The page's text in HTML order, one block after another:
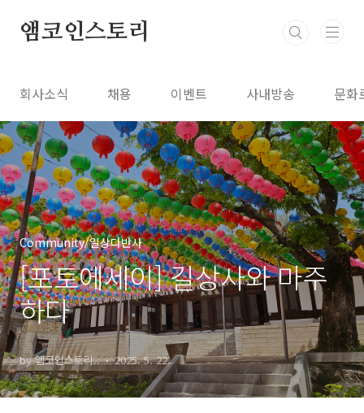
앰코인스토리
회사소식 채용 이벤트 사내방송 문화
Community/일상다반사
[포토에세이] 길상사와 마주
하다
by 앰코인스토리.. 2025. 5. 22.